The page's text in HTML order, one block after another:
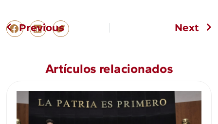
Previous Next
Artículos relacionados